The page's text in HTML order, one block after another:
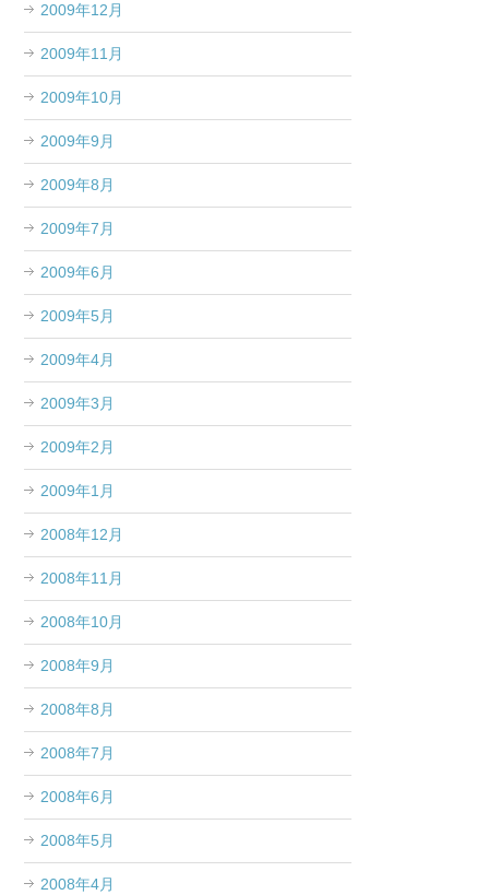
2009年12月
2009年11月
2009年10月
2009年9月
2009年8月
2009年7月
2009年6月
2009年5月
2009年4月
2009年3月
2009年2月
2009年1月
2008年12月
2008年11月
2008年10月
2008年9月
2008年8月
2008年7月
2008年6月
2008年5月
2008年4月